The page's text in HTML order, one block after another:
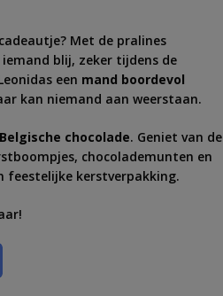
Met de pralines
blij, zeker tijdens de
een mand boordevol
kan niemand aan weerstaan.
Belgische chocolade. Geniet van de
chocolademunten en
feestelijke kerstverpakking.